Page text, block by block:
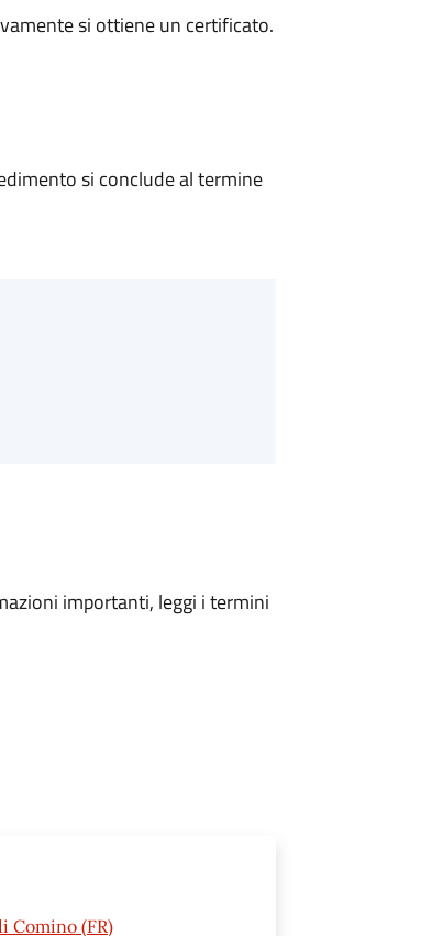
si ottiene un certificato.
si conclude al termine
importanti, leggi i termini
Comino (FR)